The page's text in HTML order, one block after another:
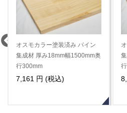
オスモカラー塗装済み パイン
集成材 厚み18mm幅1500mm奥
行300mm
7,161 円 (税込)